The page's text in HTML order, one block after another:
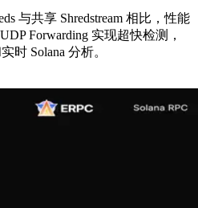
与共享 Shredstream 相比，性能
Forwarding 实现超快检测，
时 Solana 分析。